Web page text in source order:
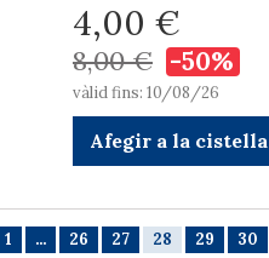
4,00 €
8,00 € -50%
vàlid fins: 10/08/26
Afegir a la cistella
1 ... 26 27 28 29 30